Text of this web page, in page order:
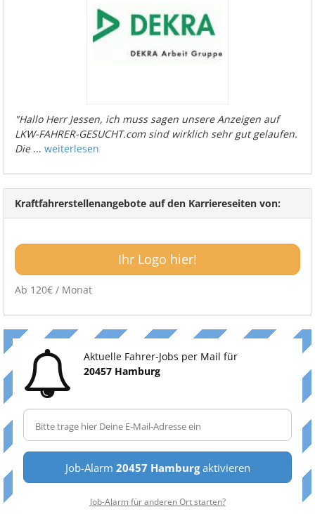
"Hallo Herr Jessen, ich muss sagen unsere Anzeigen auf
LKW-FAHRER-GESUCHT.com sind wirklich sehr gut gelaufen.
Die... weiterlesen
Kraftfahrerstellenangebote auf den Karriereseiten von:
Ihr Logo hier!
Ab 120€ / Monat
Aktuelle Fahrer-Jobs per Mail für
20457 Hamburg
Job-Alarm 20457 Hamburgaktivieren
Job-Alarm für anderen Ort starten?